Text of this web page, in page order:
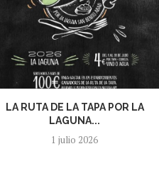
LA RUTA DE LA TAPA POR LA
LAGUNA...
1 julio 2026